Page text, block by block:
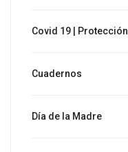
Covid 19 | Protección
Cuadernos
Día de la Madre